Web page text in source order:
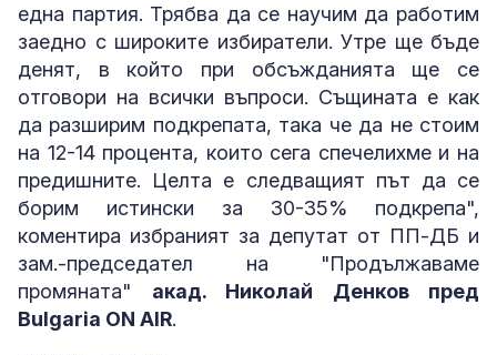
една партия. Трябва да се научим да работим
заедно с широките избиратели. Утре ще бъде
денят, в който при обсъжданията ще се
отговори на всички въпроси. Същината е как
да разширим подкрепата, така че да не стоим
на 12-14 процента, които сега спечелихме и на
предишните. Целта е следващият път да се
борим истински за 30-35% подкрепа",
коментира избраният за депутат от ПП-ДБ и
зам.-председател на "Продължаваме
промяната" акад. Николай Денков пред
Bulgaria ON AIR.